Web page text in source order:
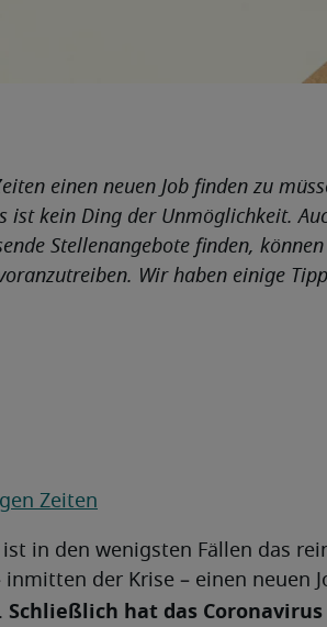
einen neuen Job finden zu
ist kein Ding der Unmöglichkeit.
Stellenangebote finden, können
Wir haben einige
Zeiten
in den wenigsten Fällen das
der Krise – einen neuen
Schließlich hat das Coronavirus